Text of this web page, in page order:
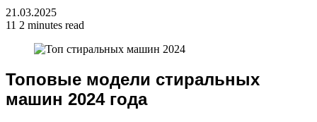
21.03.2025
11 2 minutes read
Топовые модели стиральных
машин 2024 года